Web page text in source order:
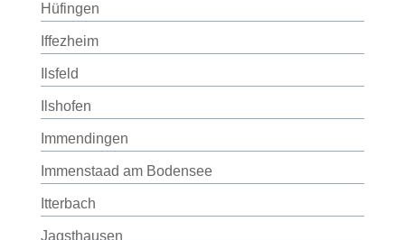
Hüfingen
Iffezheim
Ilsfeld
Ilshofen
Immendingen
Immenstaad am Bodensee
Itterbach
Jagsthausen